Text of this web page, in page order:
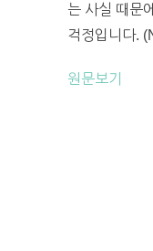
는 사실 때문
걱정입니다.
원문보기